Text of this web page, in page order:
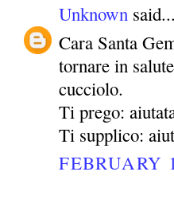
Unknown said...
Cara Santa
tornare in
cucciolo.
Ti prego:
Ti supplico:
FEBRUARY